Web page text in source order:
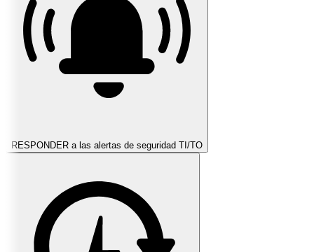
RESPONDER a las alertas de seguridad TI/TO